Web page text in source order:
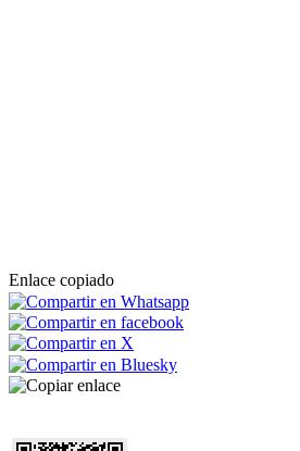
Enlace copiado